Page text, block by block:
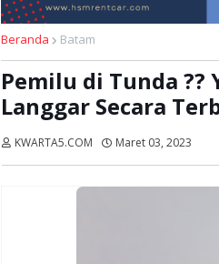
Beranda Batam
Pemilu di Tunda
Langgar Secara
KWARTA5.COM Maret 03, 2023